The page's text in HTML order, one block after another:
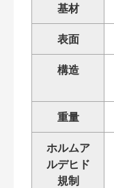
基材
表面
構造
重量
ホルムア
ルデヒド
規制